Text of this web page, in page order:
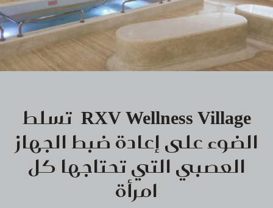
RXV Wellness Village تسلط
الضوء على إعادة ضبط الجهاز
العصبي التي تحتاجها كل
امرأة